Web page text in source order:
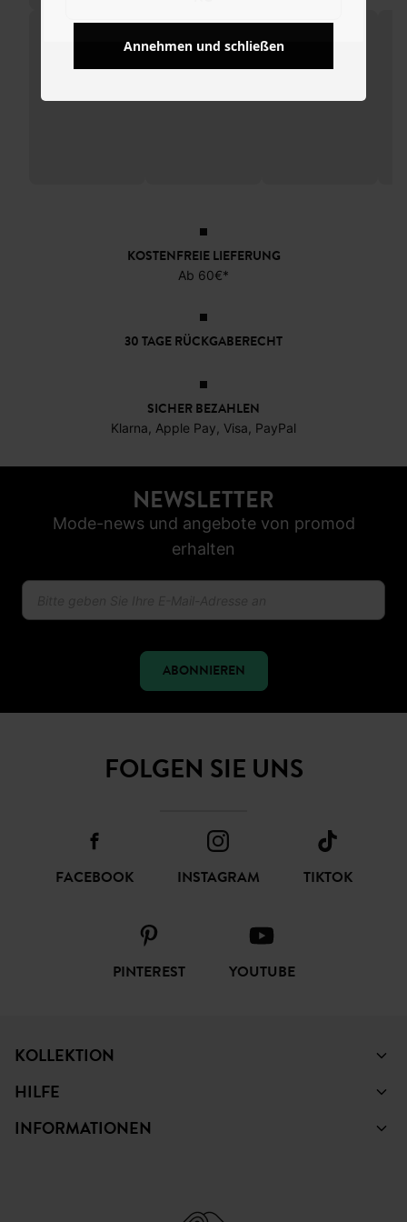
KOSTENFREIE LIEFERUNG
Ab 60€*
30 TAGE RÜCKGABERECHT
SICHER BEZAHLEN
Klarna, Apple Pay, Visa, PayPal
NEWSLETTER
Mode-news und angebote von promod
erhalten
ABONNIEREN
FOLGEN SIE UNS
FACEBOOK INSTAGRAM TIKTOK
PINTEREST YOUTUBE
KOLLEKTION
HILFE
INFORMATIONEN
Annehmen und schließen